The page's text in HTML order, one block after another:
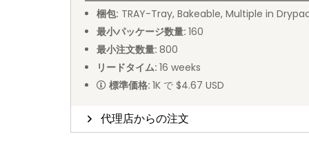
梱包: TRAY-Tray, Bakeable, Multiple in
最小パッケージ数量: 160
最小注文数量: 800
リードタイム: 16 weeks
標準価格: 1K で $4.67 USD
代理店からの注文